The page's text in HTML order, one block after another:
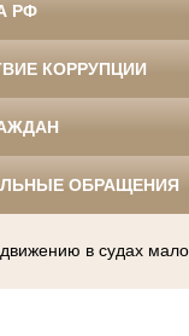
РФ
КОРРУПЦИИ
ОБРАЩЕНИЯ
в судах